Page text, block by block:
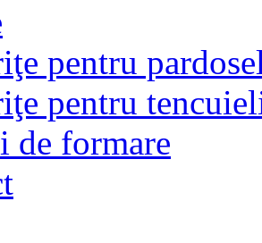
pentru
pentru
de formare